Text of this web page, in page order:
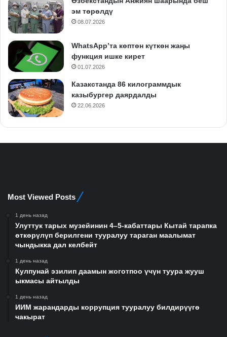
эм төрөлдү
08.07.2026
WhatsApp’та көптөн күткөн жаңы
функция ишке кирет
01.07.2026
Казакстанда 86 килограммдык
казыбургер даярдалды
22.06.2026
Most Viewed Posts
1 день назад
Улуттук тарых музейинин 4–5-кабаттары Кытай тарапка
өткөрүлүп берилгени тууралуу тараган маалымат
чындыкка дал келбейт
1 день назад
Кулпунай эзилип даамын жоготпоо үчүн туура жууш
ыкмасы айтылды
1 день назад
ИИМ жарандарды коррупция тууралуу билдирүүгө
чакырат